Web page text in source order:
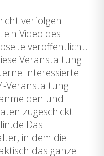
verfolgen
Video des
veröffentlicht.
Veranstaltung
Interessierte
Veranstaltung
und
zugeschickt:
Das
in dem die
das ganze